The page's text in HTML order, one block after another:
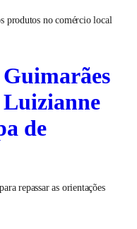
produtos no comércio local
Luizianne
de
repassar as orientações